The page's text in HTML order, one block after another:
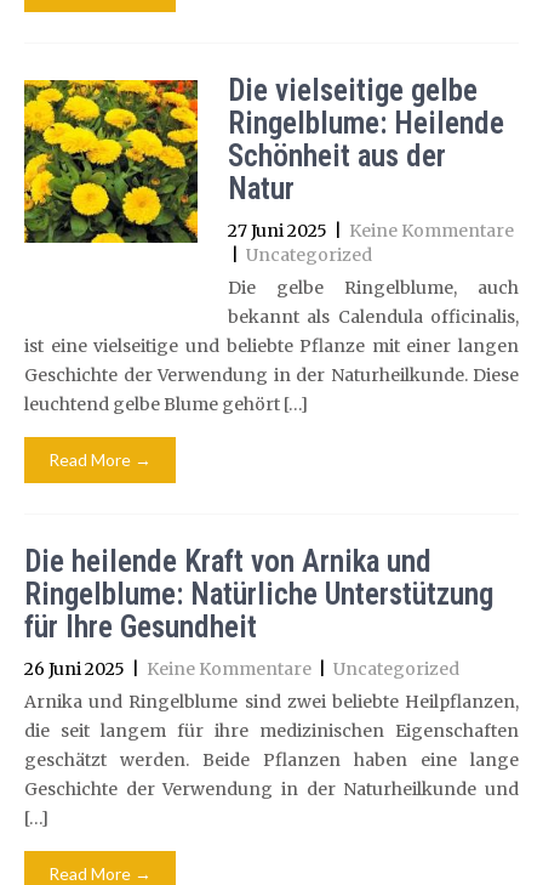
Die vielseitige gelbe
Ringelblume: Heilende
Schönheit aus der
Natur
27 Juni 2025
Keine Kommentare
Uncategorized
Die gelbe Ringelblume, auch
bekannt als Calendula officinalis,
ist eine vielseitige und beliebte Pflanze mit einer langen
Geschichte der Verwendung in der Naturheilkunde. Diese
leuchtend gelbe Blume gehört […]
Read More →
Die heilende Kraft von Arnika und
Ringelblume: Natürliche Unterstützung
für Ihre Gesundheit
26 Juni 2025 Keine Kommentare
Uncategorized
Arnika und Ringelblume sind zwei beliebte Heilpflanzen,
die seit langem für ihre medizinischen Eigenschaften
geschätzt werden. Beide Pflanzen haben eine lange
Geschichte der Verwendung in der Naturheilkunde und
[…]
Read More →